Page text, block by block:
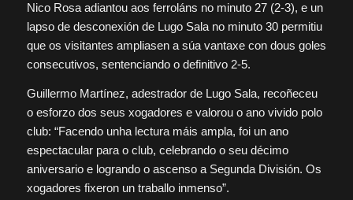
Nico Rosa adiantou aos ferroláns no minuto 27 (2-3), e un
lapso de desconexión de Lugo Sala no minuto 30 permitiu
que os visitantes ampliasen a súa vantaxe con dous goles
consecutivos, sentenciando o definitivo 2-5.
Guillermo Martínez, adestrador de Lugo Sala, recoñeceu
o esforzo dos seus xogadores e valorou o ano vivido polo
club: “Facendo unha lectura máis ampla, foi un ano
espectacular para o club, celebrando o seu décimo
aniversario e logrando o ascenso a Segunda División. Os
xogadores fixeron un traballo inmenso”.